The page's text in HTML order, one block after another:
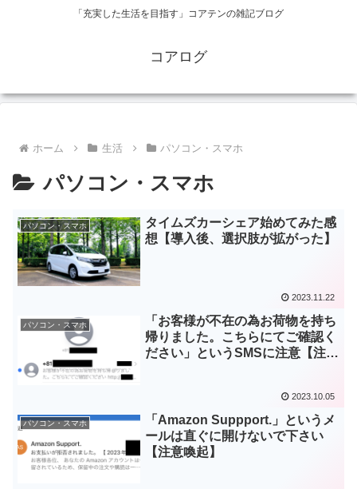
「充実した生活を目指す」コアテンの雑記ブログ
コアログ
ホーム 生活 パソコン・スマホ
パソコン・スマホ
パソコン・スマホ
タイムズカーシェア始めてみた感
想【導入後、選択肢が拡がった】
2023.11.22
パソコン・スマホ
「お客様が不在の為お荷物を持ち
帰りました。こちらにてご確認く
ださい」というSMSに注意【注意
2023.10.05
パソコン・スマホ
「Amazon Suppport.」というメ
ールは直ぐに開けないで下さい
【注意喚起】